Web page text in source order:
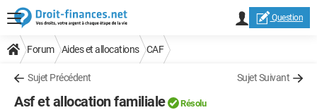
Question
Forum Aides et allocations CAF
Sujet Précédent Sujet Suivant
Asf et allocation familiale Résolu